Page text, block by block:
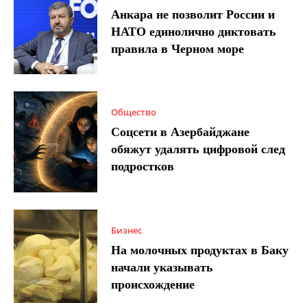
Анкара не позволит России и
НАТО единолично диктовать
правила в Черном море
Общество
Соцсети в Азербайджане
обяжут удалять цифровой след
подростков
Бизнес
На молочных продуктах в Баку
начали указывать
происхождение